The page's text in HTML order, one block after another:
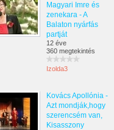
Magyari Imre és
zenekara - A
Balaton nyárfás
partját
12 éve
360 megtekintés
Izolda3
Kovács Apollónia -
Azt mondják,hogy
szerencsém van,
Kisasszony